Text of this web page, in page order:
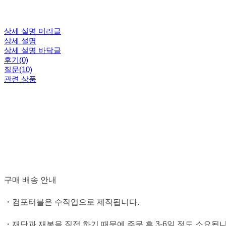
상세 설명 머리글
상세 설명
상세 설명 바닥글
후기(0)
질문(10)
관련 상품
구매 배송 안내
・컴포터블은 수작업으로 제작됩니다.
・재단과 재봉을 직접 하기 때문에 주문 후 3-6일 정도 소요됩